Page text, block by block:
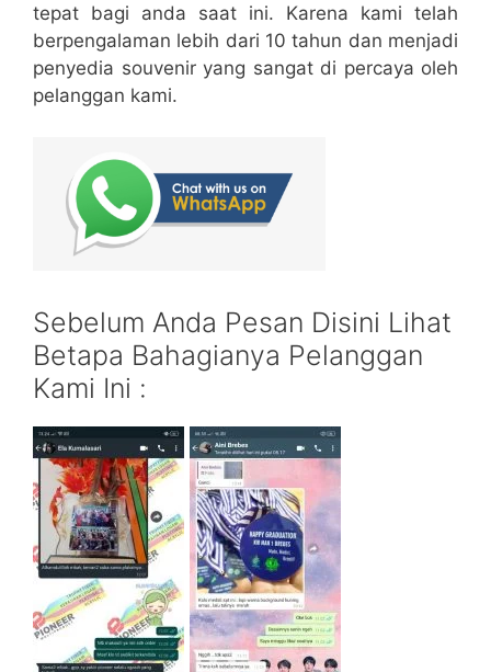
tepat bagi anda saat ini. Karena kami telah
berpengalaman lebih dari 10 tahun dan menjadi
penyedia souvenir yang sangat di percaya oleh
pelanggan kami.
Sebelum Anda Pesan Disini Lihat
Betapa Bahagianya Pelanggan
Kami Ini :